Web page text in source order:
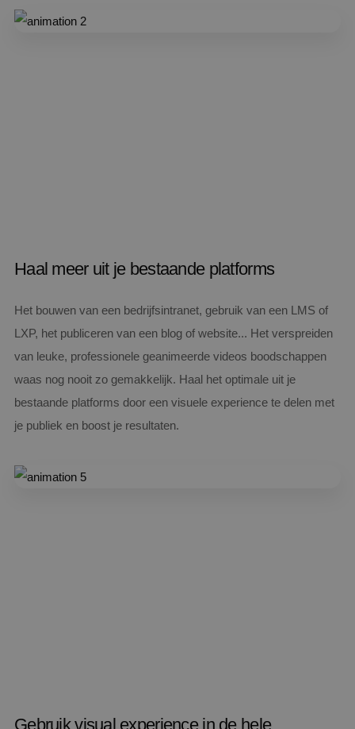
Haal meer uit je bestaande platforms
Het bouwen van een bedrijfsintranet, gebruik van een LMS of
LXP, het publiceren van een blog of website... Het verspreiden
van leuke, professionele geanimeerde videos boodschappen
waas nog nooit zo gemakkelijk. Haal het optimale uit je
bestaande platforms door een visuele experience te delen met
je publiek en boost je resultaten.
Gebruik visual experience in de hele